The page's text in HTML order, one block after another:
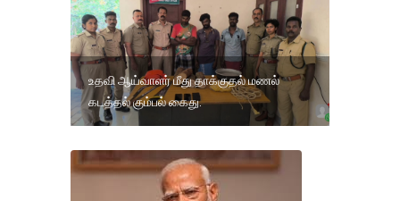
உதவி ஆய்வாளர் மீது தாக்குதல் மணல்
கடத்தல் கும்பல் கைது.